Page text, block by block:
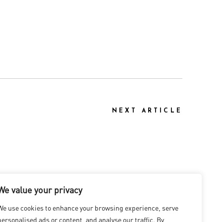
value your privacy
use cookies to enhance your browsing experience, serve
ads or content, and analyse our traffic. By
NEXT ARTICLE